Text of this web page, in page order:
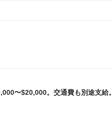
〜$20,000。交通費も別途支給。